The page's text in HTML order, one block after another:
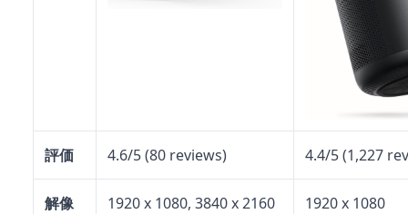
評価 4.6/5 (80 reviews) 4.4/5 (1,227
解像
1920 x 1080, 3840 x 2160
1920 x 1080